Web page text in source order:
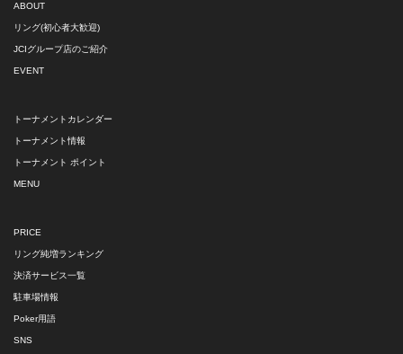
ABOUT
リング(初心者大歓迎)
JCIグループ店のご紹介
EVENT
トーナメントカレンダー
トーナメント情報
トーナメント ポイント
MENU
PRICE
リング純増ランキング
決済サービス一覧
駐車場情報
Poker用語
SNS